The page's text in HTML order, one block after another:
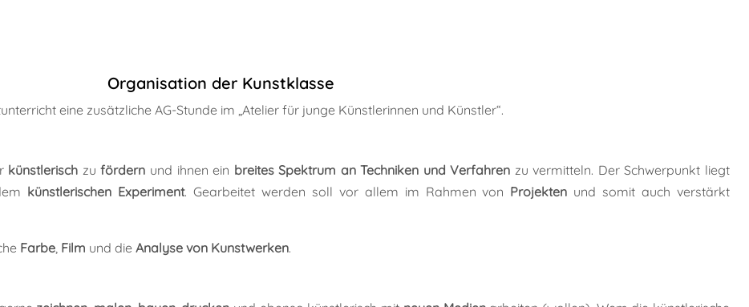
Organisation der Kunstklasse
eine zusätzliche AG-Stunde im „Atelier für junge Künstlerinnen und Künstler“.
künstlerisch zufördern und ihnen ein breites Spektrum an Techniken und Verfahren zu vermitteln. Der Schwerpunkt liegt
künstlerischen Experiment. Gearbeitet werden soll vor allem im Rahmen von Projekten und somit auch verstärkt
Farbe, Film und die Analyse von Kunstwerken.